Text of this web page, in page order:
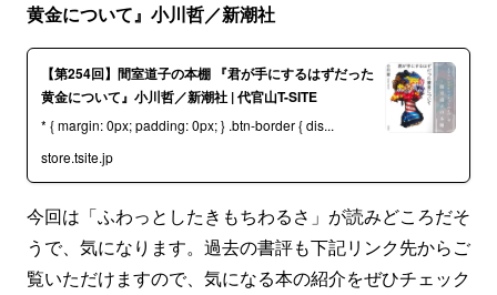
黄金について』小川哲／新潮社
【第254回】間室道子の本棚 『君が手にするはずだった
黄金について』小川哲／新潮社 | 代官山T-SITE
* { margin: 0px; padding: 0px; } .btn-border { dis...
store.tsite.jp
今回は「ふわっとしたきもちわるさ」が読みどころだそ
うで、気になります。過去の書評も下記リンク先からご
覧いただけますので、気になる本の紹介をぜひチェック